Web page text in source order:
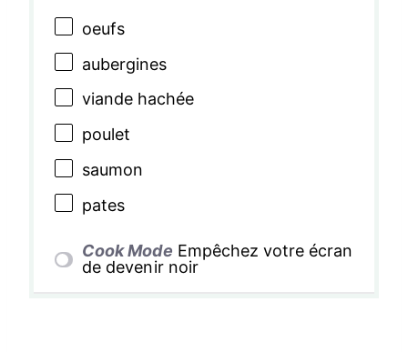
oeufs
aubergines
viande hachée
poulet
saumon
pates
Cook Mode Empêchez votre écran
de devenir noir